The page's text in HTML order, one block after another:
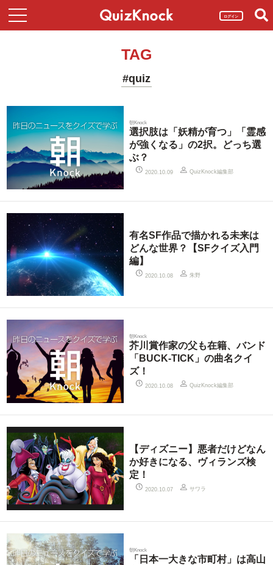
ログイン
TAG
#quiz
朝Knock
選択肢は「妖精が育つ」「霊感
が強くなる」の2択。どっち選
ぶ？
2020.10.09 QuizKnock編集部
有名SF作品で描かれる未来は
どんな世界？【SFクイズ入門
編】
2020.10.08 朱野
朝Knock
芥川賞作家の父も在籍、バンド
「BUCK-TICK」の曲名クイ
ズ！
2020.10.08 QuizKnock編集部
【ディズニー】悪者だけどなん
か好きになる、ヴィランズ検
定！
2020.10.07 サワラ
朝Knock
「日本一大きな市町村」は高山